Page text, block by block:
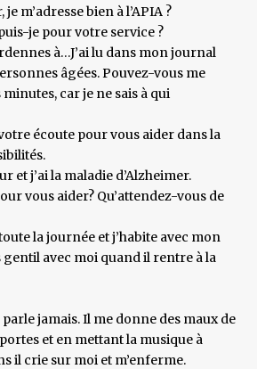
m’adresse bien à l’APIA ?
je pour votre service ?
à…J’ai lu dans mon journal
âgées. Pouvez-vous me
car je ne sais à qui
écoute pour vous aider dans la
et j’ai la maladie d’Alzheimer.
vous aider? Qu’attendez-vous de
la journée et j’habite avec mon
gentil avec moi quand il rentre à la
jamais. Il me donne des maux de
et en mettant la musique à
il crie sur moi et m’enferme.